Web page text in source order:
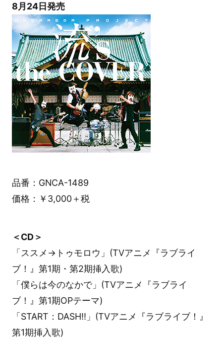
8月24日発売
品番：GNCA-1489
価格：￥3,000＋税
＜CD＞
「ススメ→トゥモロウ」(TVアニメ『ラブライ
ブ！』第1期・第2期挿入歌)
「僕らは今のなかで」(TVアニメ『ラブライ
ブ！』第1期OPテーマ)
「START：DASH!!」(TVアニメ『ラブライブ！』
第1期挿入歌)